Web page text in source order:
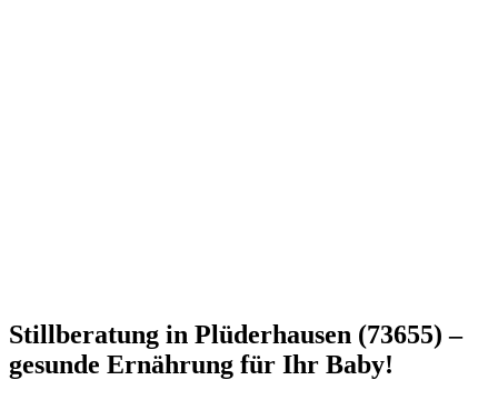
Stillberatung in Plüderhausen (73655) –
gesunde Ernährung für Ihr Baby!